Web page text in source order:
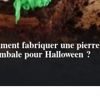
fabriquer une pierre
pour Halloween ?